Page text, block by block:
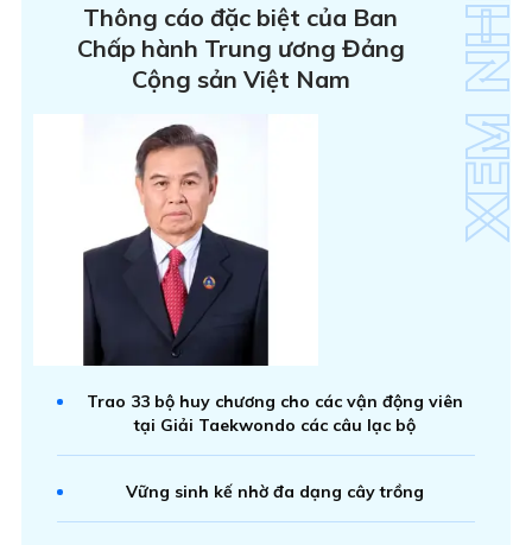
Thông cáo đặc biệt của Ban
Chấp hành Trung ương Đảng
Cộng sản Việt Nam
Trao 33 bộ huy chương cho các vận động viên
tại Giải Taekwondo các câu lạc bộ
Vững sinh kế nhờ đa dạng cây trồng